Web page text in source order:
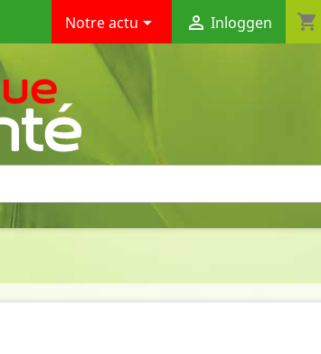
Notre actu  Inloggen shopping_cart